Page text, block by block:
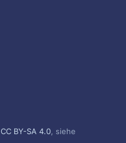
CC BY-SA 4.0 , siehe